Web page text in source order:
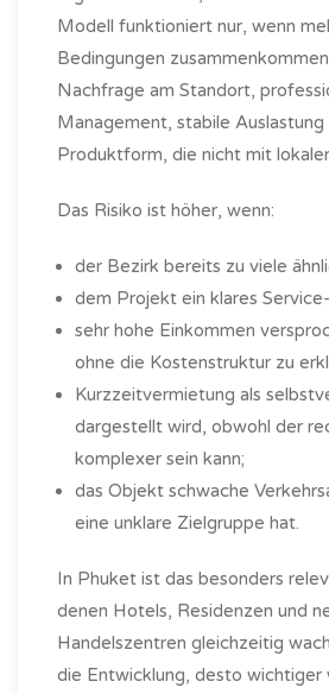
Modell funktioniert nur, wenn
Bedingungen
Nachfrage am Standort,
Management, stabile Auslastung
Produktform, die nicht mit
Das Risiko ist höher, wenn:
der Bezirk bereits zu viele
dem Projekt ein klares
sehr hohe Einkommen
ohne die Kostenstruktur zu
Kurzzeitvermietung als
dargestellt wird, obwohl der
komplexer sein kann;
das Objekt schwache
eine unklare Zielgruppe hat.
In Phuket ist das besonders
denen Hotels, Residenzen und
Handelszentren gleichzeitig
die Entwicklung, desto wichtiger